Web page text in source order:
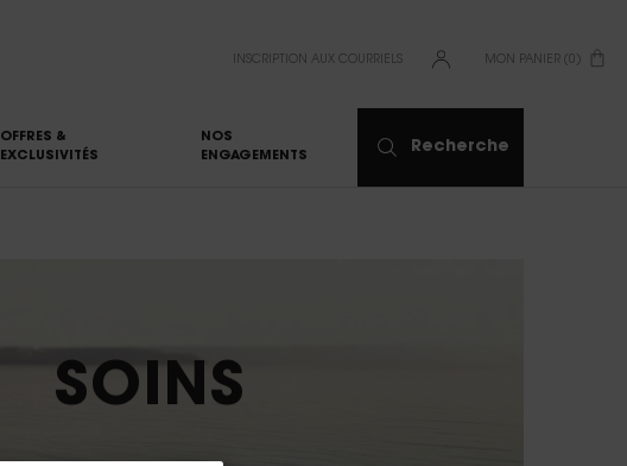
INSCRIPTION AUX COURRIELS MON PANIER 0
0 PRODUCT IN CART
OFFRES &
EXCLUSIVITÉS
NOS
ENGAGEMENTS
Recherche
SOINS